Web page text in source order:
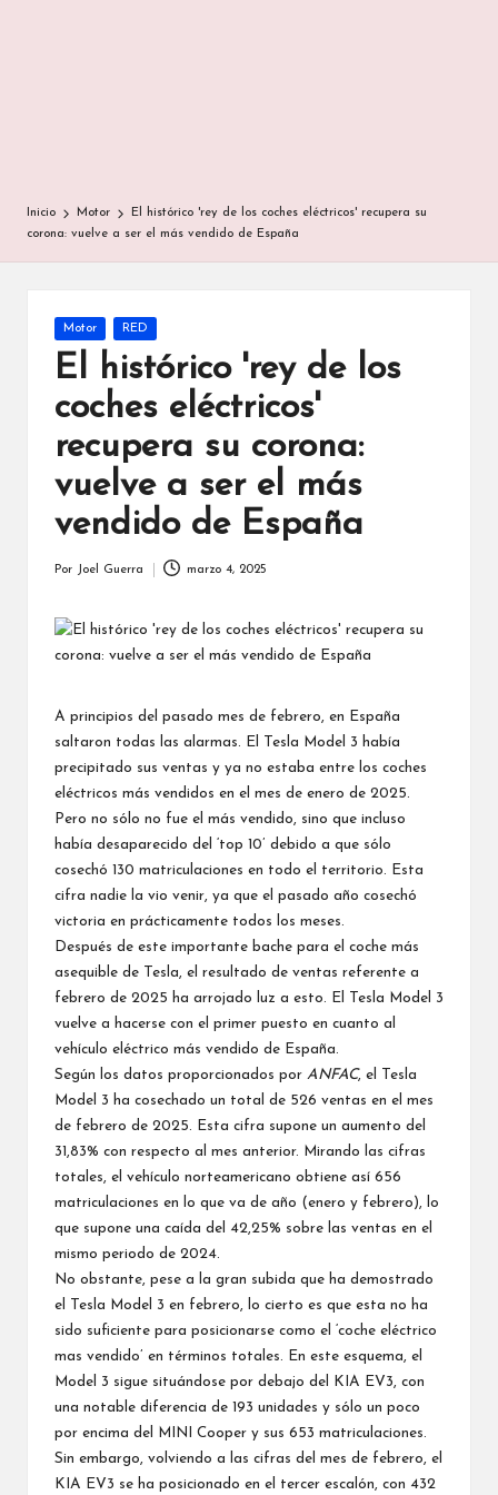
Inicio Motor
El histórico 'rey de los coches eléctricos' recupera su
corona: vuelve a ser el más vendido de España
Publicada
en
Motor RED
El histórico 'rey de los
coches eléctricos'
recupera su corona:
vuelve a ser el más
vendido de España
Por Joel Guerra marzo 4, 2025
A principios del pasado mes de febrero, en España
saltaron todas las alarmas. El Tesla Model 3 había
precipitado sus ventas y ya no estaba entre los coches
eléctricos más vendidos en el mes de enero de 2025.
Pero no sólo no fue el más vendido, sino que incluso
había desaparecido del ‘top 10’ debido a que sólo
cosechó 130 matriculaciones en todo el territorio. Esta
cifra nadie la vio venir, ya que el pasado año cosechó
victoria en prácticamente todos los meses.
Después de este importante bache para el coche más
asequible de Tesla, el resultado de ventas referente a
febrero de 2025 ha arrojado luz a esto. El Tesla Model 3
vuelve a hacerse con el primer puesto en cuanto al
vehículo eléctrico más vendido de España.
Según los datos proporcionados por ANFAC, el Tesla
Model 3 ha cosechado un total de 526 ventas en el mes
de febrero de 2025. Esta cifra supone un aumento del
31,83% con respecto al mes anterior. Mirando las cifras
totales, el vehículo norteamericano obtiene así 656
matriculaciones en lo que va de año (enero y febrero), lo
que supone una caída del 42,25% sobre las ventas en el
mismo periodo de 2024.
No obstante, pese a la gran subida que ha demostrado
el Tesla Model 3 en febrero, lo cierto es que esta no ha
sido suficiente para posicionarse como el ‘coche eléctrico
mas vendido’ en términos totales. En este esquema, el
Model 3 sigue situándose por debajo del KIA EV3, con
una notable diferencia de 193 unidades y sólo un poco
por encima del MINI Cooper y sus 653 matriculaciones.
Sin embargo, volviendo a las cifras del mes de febrero, el
KIA EV3 se ha posicionado en el tercer escalón, con 432